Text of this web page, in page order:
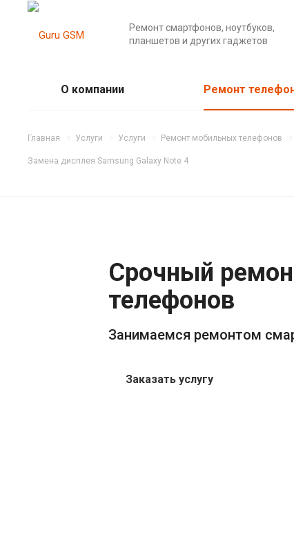
Ремонт смартфонов, ноутбуков,
планшетов и других гаджетов
О компании Ремонт
Главная Услуги Услуги Ремонт мобильных телефонов
Замена дисплея Samsung Galaxy Note 4
Срочный
телефонов
Занимаемся ремонтом
Заказать услугу